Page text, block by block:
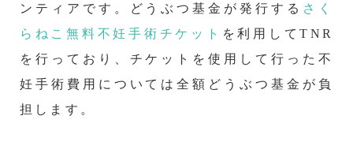
ンティアです。どうぶつ基金が発行する さく
らねこ無料不妊手術チケット を利用してTNR
を行っており、チケットを使用して行った不
妊手術費用については全額どうぶつ基金が負
担します。